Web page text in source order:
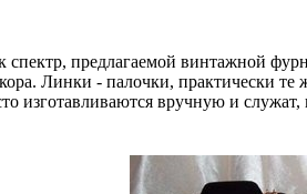
спектр, предлагаемой винтажной
Линки - палочки, практически
изготавливаются вручную и